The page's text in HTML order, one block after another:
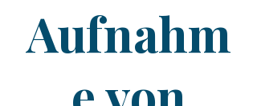
Aufnahm